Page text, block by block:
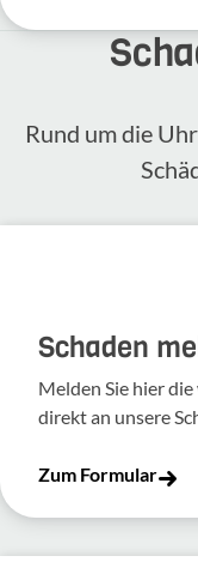
Rund um die
Schaden
Melden Sie hier
direkt an unsere
Zum Formular